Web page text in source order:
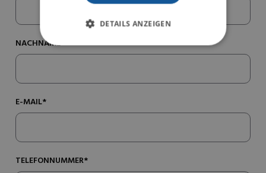
NACHNAME*
E-MAIL*
TELEFONNUMMER*
DETAILS ANZEIGEN